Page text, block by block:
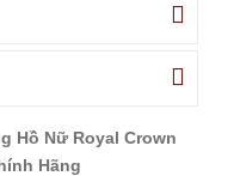
Hồ Nữ Royal Crown
Hãng